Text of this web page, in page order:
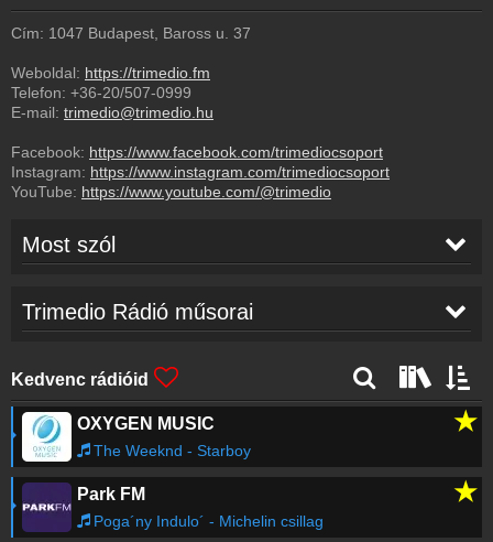
Cím: 1047 Budapest, Baross u. 37
Weboldal: https://trimedio.fm
Telefon: +36-20/507-0999
E-mail: trimedio@trimedio.hu
Facebook: https://www.facebook.com/trimediocsoport
Instagram: https://www.instagram.com/trimediocsoport
YouTube: https://www.youtube.com/@trimedio
Most szól
13:12 Tothek-Adjad neki
13:09 Judit
Trimedio Rádió műsorai
Kedvenc rádióid
OXYGEN MUSIC ★
The Weeknd - Starboy
Park FM ★
Poga´ny Indulo´ - Michelin csillag